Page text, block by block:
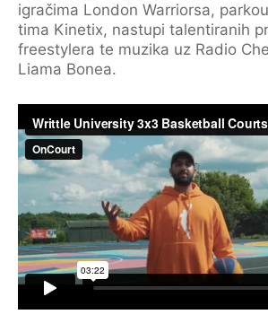
igračima London Warriorsa,
tima Kinetix, nastupi talentiranih
freestylera te muzika uz Radio
Liama Bonea.